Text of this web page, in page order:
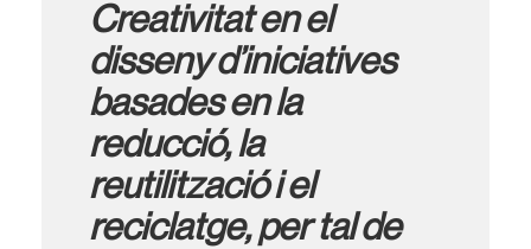
Creativitat en el
disseny d’iniciatives
basades en la
reducció, la
reutilització i el
reciclatge, per tal de